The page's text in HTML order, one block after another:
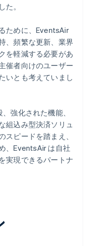
。
ために、EventsAir
、頻繁な更新、業界
を軽減する必要があ
催者向けのユーザー
いとも考えていまし
強化された機能、
組込み型決済ソリュ
ピードを踏まえ、
、EventsAir は自社
実現できるパートナ